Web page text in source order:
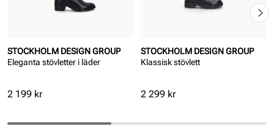
STOCKHOLM DESIGN GROUP
Eleganta stövletter i läder
Pris
2 199 kr
STOCKHOLM DESIGN GROUP
Klassisk stövlett
Pris
2 299 kr